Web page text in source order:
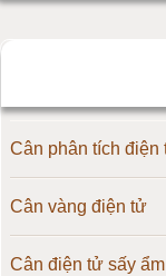
Cân phân tích điện
Cân vàng điện tử
Cân điện tử sấy ẩm